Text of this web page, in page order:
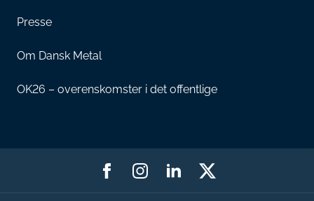
Presse
Om Dansk Metal
OK26 – overenskomster i det offentlige